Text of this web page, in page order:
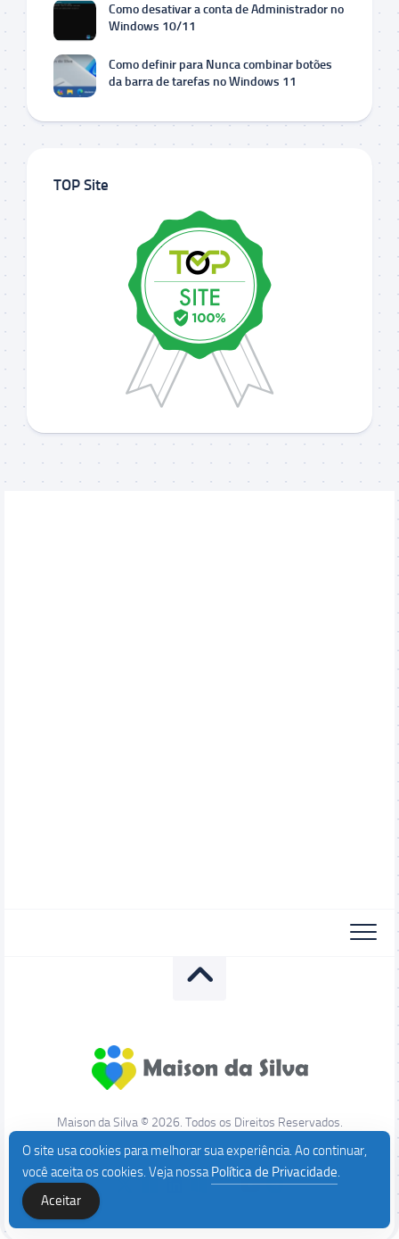
Como desativar a conta de Administrador no
Windows 10/11
Como definir para Nunca combinar botões
da barra de tarefas no Windows 11
TOP Site
Maison da Silva © 2026. Todos os Direitos Reservados.
O site usa cookies para melhorar sua experiência. Ao continuar,
você aceita os cookies. Veja nossaPolítica de Privacidade.
Aceitar